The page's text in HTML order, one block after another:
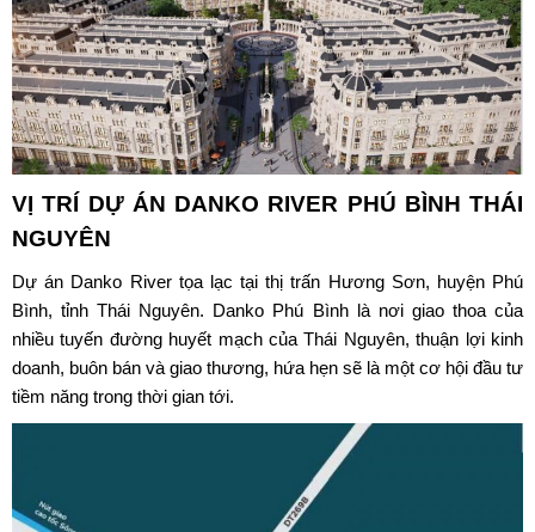
VỊ TRÍ DỰ ÁN DANKO RIVER PHÚ BÌNH THÁI
NGUYÊN
Dự án Danko River tọa lạc tại thị trấn Hương Sơn, huyện Phú
Bình, tỉnh Thái Nguyên. Danko Phú Bình là nơi giao thoa của
nhiều tuyến đường huyết mạch của Thái Nguyên, thuận lợi kinh
doanh, buôn bán và giao thương, hứa hẹn sẽ là một cơ hội đầu tư
tiềm năng trong thời gian tới.